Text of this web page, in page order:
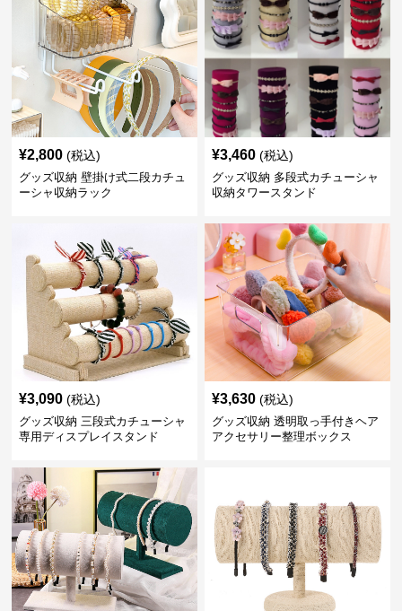
¥2,800 (税込)
グッズ収納 壁掛け式二段カチュ
ーシャ収納ラック
¥3,460 (税込)
グッズ収納 多段式カチューシャ
収納タワースタンド
¥3,090 (税込)
グッズ収納 三段式カチューシャ
専用ディスプレイスタンド
¥3,630 (税込)
グッズ収納 透明取っ手付きヘア
アクセサリー整理ボックス